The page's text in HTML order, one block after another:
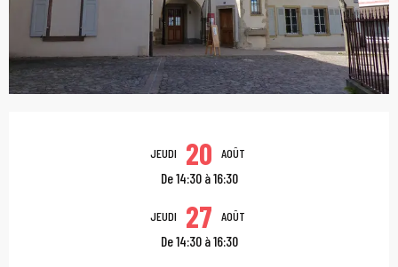
Ouverture et
JEUDI 20 AOÛT
De 14:30 à 16:30
JEUDI 27 AOÛT
De 14:30 à 16:30